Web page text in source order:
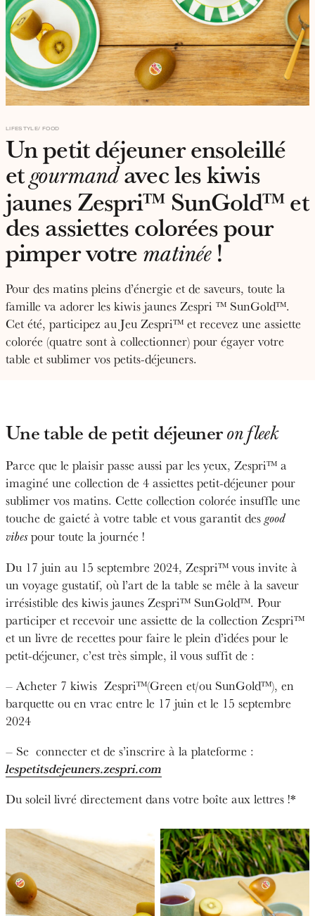
FOOD
LIFESTYLE
Un petit déjeuner ensoleillé
etgourmandavec les kiwis
jaunes Zespri™ SunGold™ et
des assiettes colorées pour
pimper votre matinée!
Pour des matins pleins d’énergie et de saveurs, toute la
famille va adorer les kiwis jaunes Zespri ™ SunGold™.
Cet été, participez au Jeu Zespri™ et recevez une assiette
colorée (quatre sont à collectionner) pour égayer votre
table et sublimer vos petits-déjeuners.
Une table de petit déjeuneron fleek
Parce que le plaisir passe aussi par les yeux, Zespri™ a
imaginé une collection de 4 assiettes petit-déjeuner pour
sublimer vos matins. Cette collection colorée insuffle une
touche de gaieté à votre table et vous garantit des good
vibespour toute la journée !
Du 17 juin au 15 septembre 2024, Zespri™ vous invite à
un voyage gustatif, où l’art de la table se mêle à la saveur
irrésistible des kiwis jaunes Zespri™ SunGold™. Pour
participer et recevoir une assiette de la collection Zespri™
et un livre de recettes pour faire le plein d’idées pour le
petit-déjeuner, c’est très simple, il vous suffit de :
– Acheter 7 kiwis Zespri™(Green et/ou SunGold™), en
barquette ou en vrac entre le 17 juin et le 15 septembre
2024
– Se connecter et de s’inscrire à la plateforme :
lespetitsdejeuners.zespri.com
Du soleil livré directement dans votre boîte aux lettres !*